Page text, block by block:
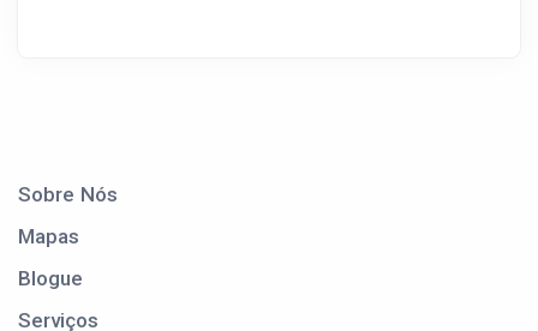
Sobre Nós
Mapas
Blogue
Serviços